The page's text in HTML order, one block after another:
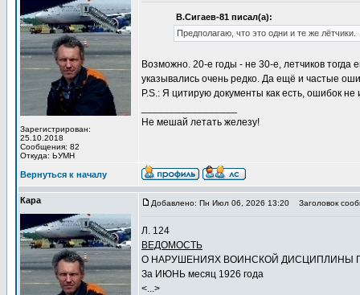
Зарегистрирован:
25.10.2018
Сообщения: 82
Откуда: ЬУМН
В.Сигаев-81 писал(а):
Предполагаю, что это одни и те же лётчики.
Возможно. 20-е годы - не 30-е, летчиков
указывались очень редко. Да ещё и частые
P.S.: Я цитирую документы как есть, ошибок не
Не мешай летать железу!
Вернуться к началу
Кара Добавлено: Пн Июл 06, 2026 13:20 Заголовок
Л. 124
ВЕДОМОСТЬ
О НАРУШЕНИЯХ ВОИНСКОЙ ДИСЦИПЛИНЫ
За ИЮНЬ месяц 1926 года
<...>